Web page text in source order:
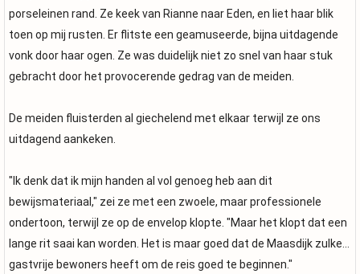
porseleinen rand. Ze keek van Rianne naar Eden, en liet haar blik
toen op mij rusten. Er flitste een geamuseerde, bijna uitdagende
vonk door haar ogen. Ze was duidelijk niet zo snel van haar stuk
gebracht door het provocerende gedrag van de meiden.
De meiden fluisterden al giechelend met elkaar terwijl ze ons
uitdagend aankeken.
"Ik denk dat ik mijn handen al vol genoeg heb aan dit
bewijsmateriaal," zei ze met een zwoele, maar professionele
ondertoon, terwijl ze op de envelop klopte. "Maar het klopt dat een
lange rit saai kan worden. Het is maar goed dat de Maasdijk zulke...
gastvrije bewoners heeft om de reis goed te beginnen."